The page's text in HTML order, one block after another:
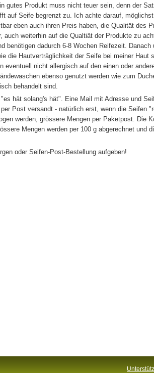
gutes Produkt muss nicht teuer sein, denn der
auf Seife begrenzt zu. Ich achte darauf,
eben auch ihren Preis haben, die Qualität des
auch weiterhin auf die Qualtiät der Produkte zu
benötigen dadurch 6-8 Wochen Reifezeit. Danach
die Hautverträglichkeit der Seife bei meiner Haut
eventuell nicht allergisch auf den einen oder
ebenso genutzt werden wie zum
behandelt sind.
hät solang's hät". Eine Mail mit Adresse und
Post versandt - natürlich erst, wenn die Seifen
werden, grössere Mengen per Paketpost. Die
Mengen werden per 100 g abgerechnet und
oder Seifen-Post-Bestellung aufgeben!